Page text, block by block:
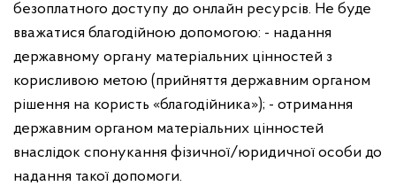
безоплатного доступу до онлайн ресурсів. Не буде
вважатися благодійною допомогою: - надання
державному органу матеріальних цінностей з
корисливою метою (прийняття державним органом
рішення на користь «благодійника»); - отримання
державним органом матеріальних цінностей
внаслідок спонукання фізичної/юридичної особи до
надання такої допомоги.